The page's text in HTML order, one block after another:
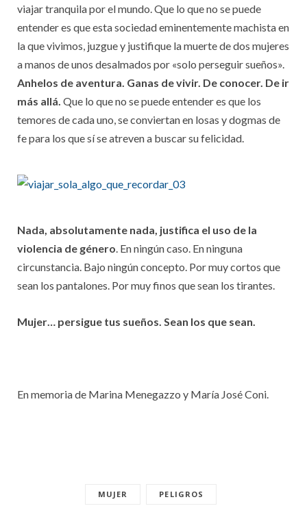
viajar tranquila por el mundo. Que lo que no se puede
entender es que esta sociedad eminentemente machista en
la que vivimos, juzgue y justifique la muerte de dos mujeres
a manos de unos desalmados por «solo perseguir sueños».
Anhelos de aventura. Ganas de vivir. De conocer. De ir
más allá. Que lo que no se puede entender es que los
temores de cada uno, se conviertan en losas y dogmas de
fe para los que sí se atreven a buscar su felicidad.
Nada, absolutamente nada, justifica el uso de la
violencia de género. En ningún caso. En ninguna
circunstancia. Bajo ningún concepto. Por muy cortos que
sean los pantalones. Por muy finos que sean los tirantes.
Mujer… persigue tus sueños. Sean los que sean.
En memoria de Marina Menegazzo y María José Coni.
MUJER PELIGROS